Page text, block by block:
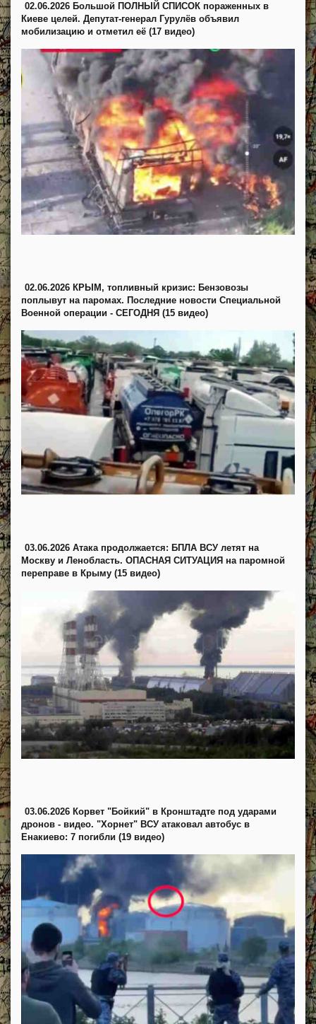
02.06.2026 Большой ПОЛНЫЙ СПИСОК пораженных в
Киеве целей. Депутат-генерал Гурулёв объявил
мобилизацию и отметил её (17 видео)
02.06.2026 КРЫМ, топливный кризис: Бензовозы
поплывут на паромах. Последние новости Специальной
Военной операции - СЕГОДНЯ (15 видео)
03.06.2026 Атака продолжается: БПЛА ВСУ летят на
Москву и Ленобласть. ОПАСНАЯ СИТУАЦИЯ на паромной
переправе в Крыму (15 видео)
03.06.2026 Корвет "Бойкий" в Кронштадте под ударами
дронов - видео. "Хорнет" ВСУ атаковал автобус в
Енакиево: 7 погибли (19 видео)